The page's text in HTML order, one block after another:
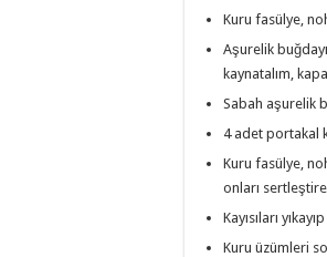
Kuru fasülye,
Aşurelik
kaynatalım,
Sabah aşurelik
4 adet portakal
Kuru fasülye,
onları
Kayısıları
Kuru üzümleri